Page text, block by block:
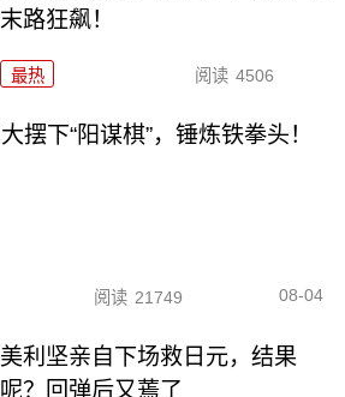
末路狂飙！
最热 阅读 4506
摆下“阳谋棋”，锤炼铁拳头！
阅读 21749 08-04
美利坚亲自下场救日元，结果
呢？回弹后又蔫了